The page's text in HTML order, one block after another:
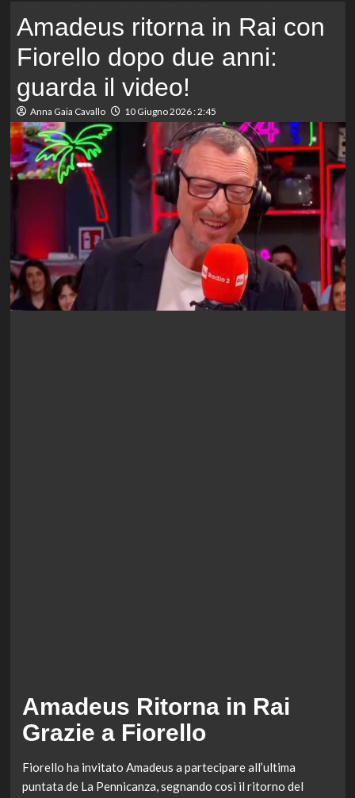
Amadeus ritorna in Rai con
Fiorello dopo due anni:
guarda il video!
Anna Gaia Cavallo 10 Giugno 2026 : 2:45
Amadeus Ritorna in Rai
Grazie a Fiorello
Fiorello ha invitato Amadeus a partecipare all’ultima
puntata de La Pennicanza, segnando così il ritorno del